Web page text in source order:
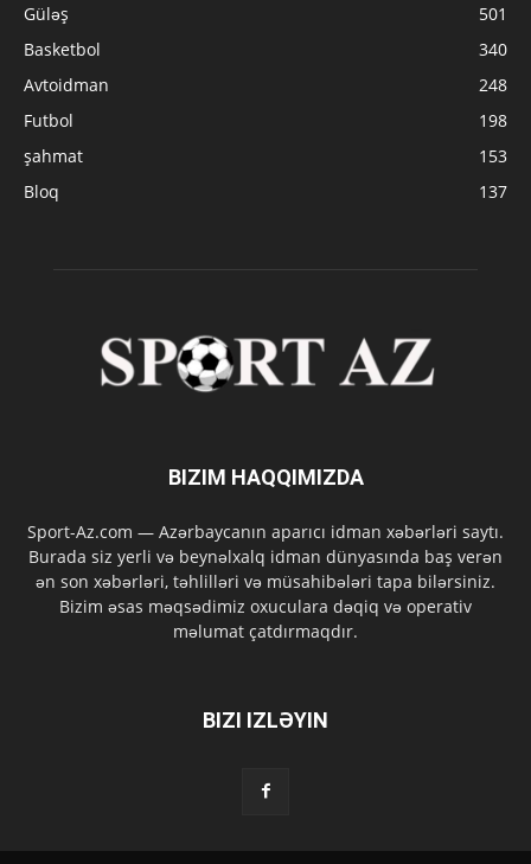
Güləş
501
Basketbol
340
Avtoidman
248
Futbol
198
şahmat
153
Bloq
137
BIZIM HAQQIMIZDA
Sport-Az.com — Azərbaycanın aparıcı idman xəbərləri saytı.
Burada siz yerli və beynəlxalq idman dünyasında baş verən
ən son xəbərləri, təhlilləri və müsahibələri tapa bilərsiniz.
Bizim əsas məqsədimiz oxuculara dəqiq və operativ
məlumat çatdırmaqdır.
BIZI IZLƏYIN